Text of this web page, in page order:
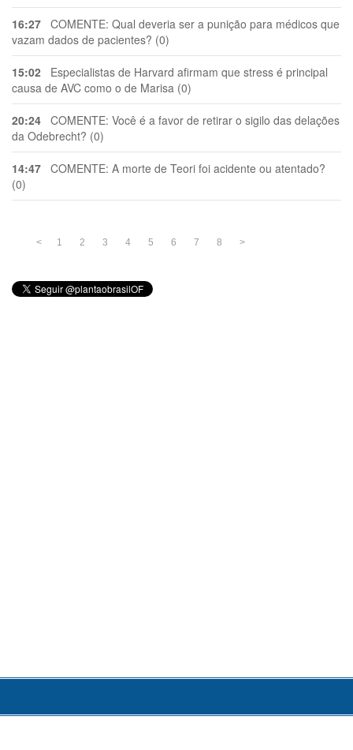
16:27 COMENTE: Qual deveria ser a punição para médicos que
vazam dados de pacientes? (0)
15:02 Especialistas de Harvard afirmam que stress é principal
causa de AVC como o de Marisa (0)
20:24 COMENTE: Você é a favor de retirar o sigilo das delações
da Odebrecht? (0)
14:47 COMENTE: A morte de Teori foi acidente ou atentado?
(0)
< 1 2 3 4 5 6 7 8 >